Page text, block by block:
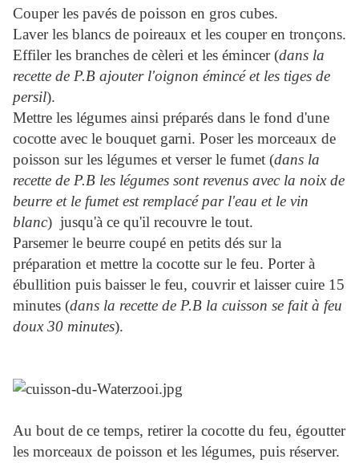
Couper les pavés de poisson en gros cubes.
Laver les blancs de poireaux et les couper en tronçons.
Effiler les branches de cèleri et les émincer (dans la
recette de P.B ajouter l'oignon émincé et les tiges de
persil).
Mettre les légumes ainsi préparés dans le fond d'une
cocotte avec le bouquet garni. Poser les morceaux de
poisson sur les légumes et verser le fumet (dans la
recette de P.B les légumes sont revenus avec la noix de
beurre et le fumet est remplacé par l'eau et le vin
blanc) jusqu'à ce qu'il recouvre le tout.
Parsemer le beurre coupé en petits dés sur la
préparation et mettre la cocotte sur le feu. Porter à
ébullition puis baisser le feu, couvrir et laisser cuire 15
minutes (dans la recette de P.B la cuisson se fait à feu
doux 30 minutes).
Au bout de ce temps, retirer la cocotte du feu, égoutter
les morceaux de poisson et les légumes, puis réserver.